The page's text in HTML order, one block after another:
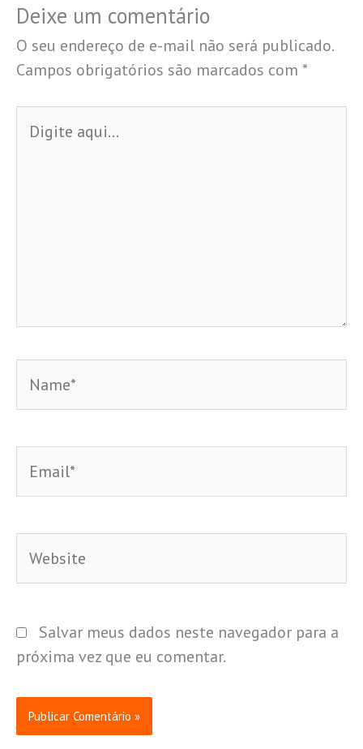
Deixe um comentário
O seu endereço de e-mail não será publicado.
Campos obrigatórios são marcados com *
aqui...
Salvar meus dados neste navegador para a
próxima vez que eu comentar.